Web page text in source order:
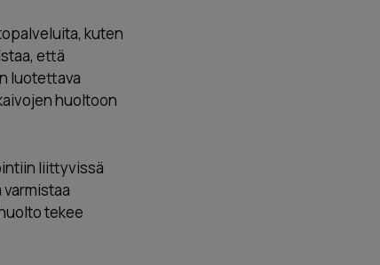
kuten
että
luotettava
huoltoon
liittyvissä
tekee